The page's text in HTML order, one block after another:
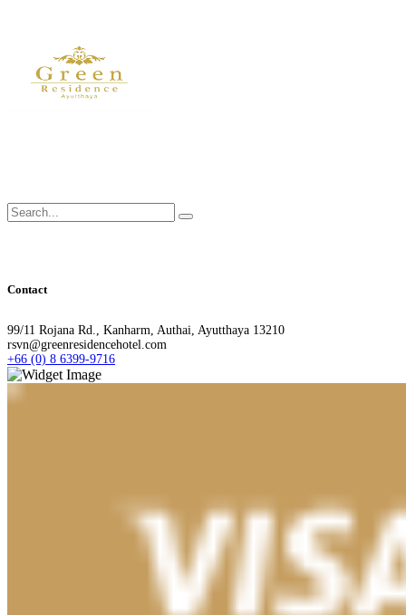
Search
for:
Contact
99/11 Rojana Rd., Kanharm, Authai, Ayutthaya 13210
rsvn@greenresidencehotel.com
+66 (0) 8 6399-9716